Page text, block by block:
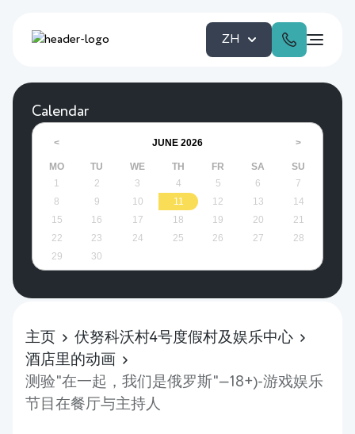
ZH
Calendar
< JUNE 2026 >
MO TU WE TH FR SA
SU
1
2 3 4 5 6
7
8
9 10 11 12 13
14
15
16 17 18 19 20
21
22
23 24 25 26 27
28
29
30
主页
伏努科沃村4号度假村及娱乐中心
酒店里的动画
测验"在一起，我们是俄罗斯"—18+)-游戏娱乐
节目在餐厅与主持人